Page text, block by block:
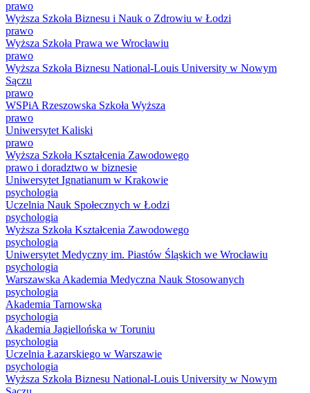
prawo
Wyższa Szkoła Biznesu i Nauk o Zdrowiu w Łodzi
prawo
Wyższa Szkoła Prawa we Wrocławiu
prawo
Wyższa Szkoła Biznesu National-Louis University w Nowym
Sączu
prawo
WSPiA Rzeszowska Szkoła Wyższa
prawo
Uniwersytet Kaliski
prawo
Wyższa Szkoła Kształcenia Zawodowego
prawo i doradztwo w biznesie
Uniwersytet Ignatianum w Krakowie
psychologia
Uczelnia Nauk Społecznych w Łodzi
psychologia
Wyższa Szkoła Kształcenia Zawodowego
psychologia
Uniwersytet Medyczny im. Piastów Śląskich we Wrocławiu
psychologia
Warszawska Akademia Medyczna Nauk Stosowanych
psychologia
Akademia Tarnowska
psychologia
Akademia Jagiellońska w Toruniu
psychologia
Uczelnia Łazarskiego w Warszawie
psychologia
Wyższa Szkoła Biznesu National-Louis University w Nowym